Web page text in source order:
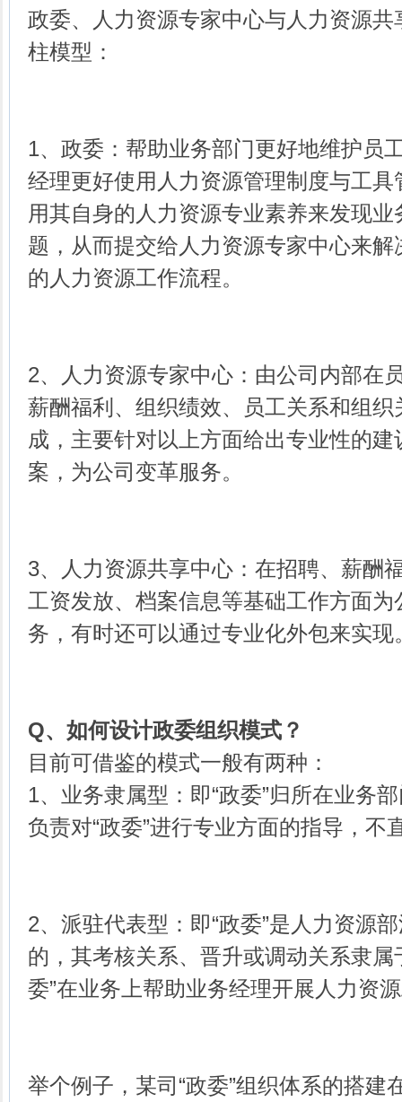
政委、人力资源专家中心与人力资源
柱模型：
1、政委：帮助业务部门更好地维护员
经理更好使用人力资源管理制度与工
用其自身的人力资源专业素养来发现
题，从而提交给人力资源专家中心来
的人力资源工作流程。
2、人力资源专家中心：由公司内部在
薪酬福利、组织绩效、员工关系和组
成，主要针对以上方面给出专业性的
案，为公司变革服务。
3、人力资源共享中心：在招聘、薪酬
工资发放、档案信息等基础工作方面
务，有时还可以通过专业化外包来实现
Q、 如何设计政委组织模式？
目前可借鉴的模式一般有两种：
1、业务隶属型：即“政委”归所在业务
负责对“政委”进行专业方面的指导，不
2、派驻代表型：即“政委”是人力资源
的，其考核关系、晋升或调动关系隶属
委”在业务上帮助业务经理开展人力资
举个例子，某司“政委”组织体系的搭建